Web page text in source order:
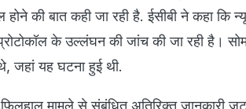
होने की बात कही जा रही है. ईसीबी ने कहा
प्रोटोकॉल के उल्लंघन की जांच की जा रही है।
जहां यह घटना हुई थी.
फिलहाल मामले से संबंधित अतिरिक्त जानकारी